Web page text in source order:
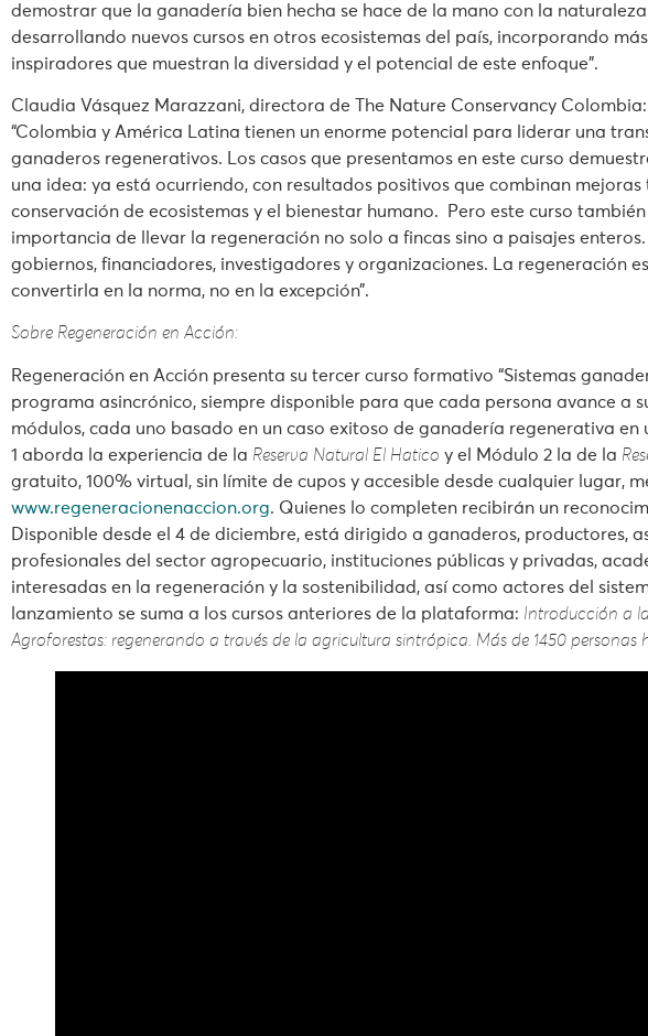
demostrar que la ganadería bien hecha se hace de la mano con la
desarrollando nuevos cursos en otros ecosistemas del país, incorporando
inspiradores que muestran la diversidad y el potencial de este enfoque”.
Claudia Vásquez Marazzani, directora de The Nature Conservancy Colombia:
“Colombia y América Latina tienen un enorme potencial para liderar una
ganaderos regenerativos. Los casos que presentamos en este curso
una idea: ya está ocurriendo, con resultados positivos que combinan
conservación de ecosistemas y el bienestar humano. Pero este curso
importancia de llevar la regeneración no solo a fincas sino a paisajes
gobiernos, financiadores, investigadores y organizaciones. La regeneración
convertirla en la norma, no en la excepción”.
Sobre Regeneración en Acción:
Regeneración en Acción presenta su tercer curso formativo “Sistemas
programa asincrónico, siempre disponible para que cada persona avance a
módulos, cada uno basado en un caso exitoso de ganadería regenerativa en
1 aborda la experiencia de la Reserva Natural El Hatico y el Módulo 2 la de la
gratuito, 100% virtual, sin límite de cupos y accesible desde cualquier lugar,
www.regeneracionenaccion.org. Quienes lo completen recibirán un
Disponible desde el 4 de diciembre, está dirigido a ganaderos, productores,
profesionales del sector agropecuario, instituciones públicas y privadas,
interesadas en la regeneración y la sostenibilidad, así como actores del
lanzamiento se suma a los cursos anteriores de la plataforma: Introducción a
Agroforestas: regenerando a través de la agricultura sintrópica. Más de 1450 personas